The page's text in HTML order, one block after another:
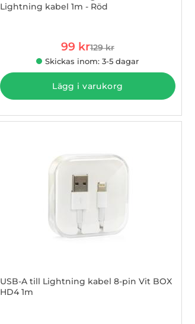
Lightning kabel 1m - Röd
rea pris
99 krtidigare pris
129 kr
Skickas inom: 3-5 dagar
Lägg i varukorg
USB-A till Lightning kabel 8-pin Vit BOX
HD4 1m